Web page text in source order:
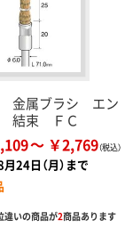
金属ブラシ エン
結束 ＦＣ
￥2,769
月24日（月）まで
違いの商品が2商品あります